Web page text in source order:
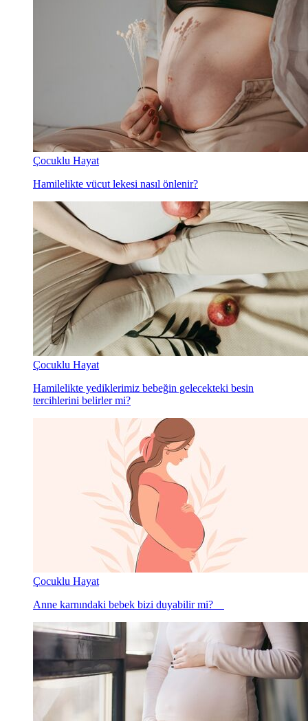
Çocuklu Hayat
Hamilelikte vücut lekesi nasıl önlenir?
Çocuklu Hayat
Hamilelikte yediklerimiz bebeğin gelecekteki besin
tercihlerini belirler mi?
Çocuklu Hayat
Anne karnındaki bebek bizi duyabilir mi?